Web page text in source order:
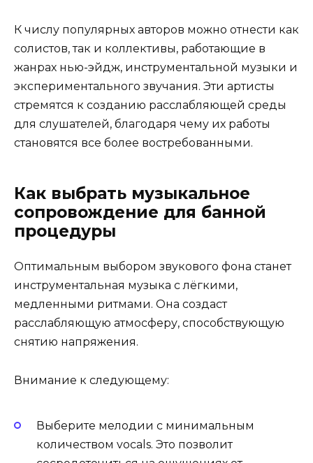
К числу популярных авторов можно отнести как
солистов, так и коллективы, работающие в
жанрах нью-эйдж, инструментальной музыки и
экспериментального звучания. Эти артисты
стремятся к созданию расслабляющей среды
для слушателей, благодаря чему их работы
становятся все более востребованными.
Как выбрать музыкальное
сопровождение для банной
процедуры
Оптимальным выбором звукового фона станет
инструментальная музыка с лёгкими,
медленными ритмами. Она создаст
расслабляющую атмосферу, способствующую
снятию напряжения.
Внимание к следующему:
Выберите мелодии с минимальным
количеством vocals. Это позволит